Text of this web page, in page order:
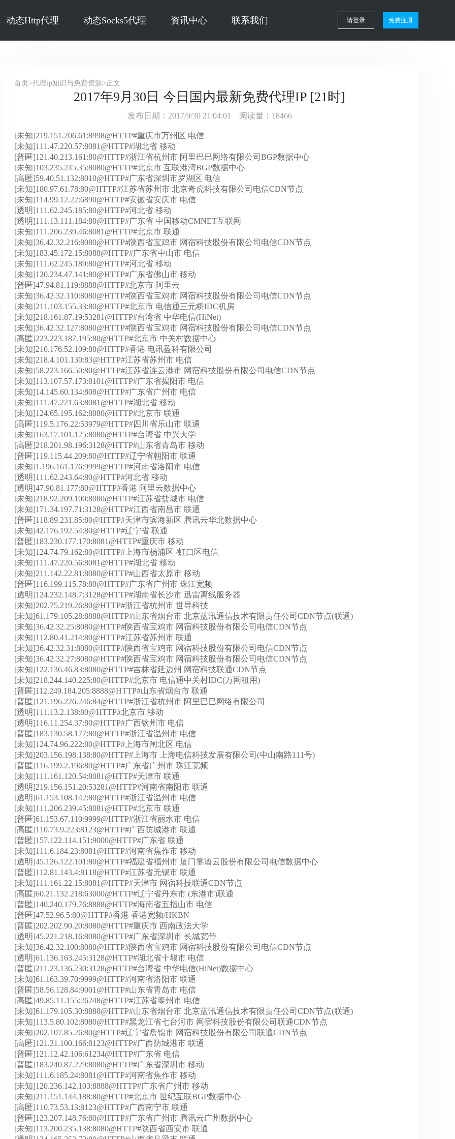
动态Http代理 动态Socks5代理 资讯中心 联系我们 请登录 免费注册
首页>代理ip知识与免费资源>正文
2017年9月30日 今日国内最新免费代理IP [21时]
发布日期：2017/9/30 21:04:01 阅读量：18466
[未知]219.151.206.61:8998@HTTP#重庆市万州区 电信
[未知]111.47.220.57:8081@HTTP#湖北省 移动
[普匿]121.40.213.161:80@HTTP#浙江省杭州市 阿里巴巴网络有限公司BGP数据中心
[未知]103.235.245.35:8080@HTTP#北京市 互联港湾BGP数据中心
[高匿]59.40.51.132:8010@HTTP#广东省深圳市罗湖区 电信
[未知]180.97.61.78:80@HTTP#江苏省苏州市 北京奇虎科技有限公司电信CDN节点
[未知]114.99.12.22:6890@HTTP#安徽省安庆市 电信
[透明]111.62.245.185:80@HTTP#河北省 移动
[透明]111.13.111.184:80@HTTP#广东省 中国移动CMNET互联网
[未知]111.206.239.46:8081@HTTP#北京市 联通
[未知]36.42.32.216:8080@HTTP#陕西省宝鸡市 网宿科技股份有限公司电信CDN节点
[未知]183.45.172.15:8088@HTTP#广东省中山市 电信
[未知]111.62.245.189:80@HTTP#河北省 移动
[未知]120.234.47.141:80@HTTP#广东省佛山市 移动
[普匿]47.94.81.119:8888@HTTP#北京市 阿里云
[未知]36.42.32.110:8080@HTTP#陕西省宝鸡市 网宿科技股份有限公司电信CDN节点
[未知]211.103.155.33:80@HTTP#北京市 电信通三元桥IDC机房
[未知]218.161.87.19:53281@HTTP#台湾省 中华电信(HiNet)
[未知]36.42.32.127:8080@HTTP#陕西省宝鸡市 网宿科技股份有限公司电信CDN节点
[高匿]223.223.187.195:80@HTTP#北京市 中关村数据中心
[未知]210.176.52.109:80@HTTP#香港 电讯盈科有限公司
[未知]218.4.101.130:83@HTTP#江苏省苏州市 电信
[未知]58.223.166.50:80@HTTP#江苏省连云港市 网宿科技股份有限公司电信CDN节点
[未知]113.107.57.173:8101@HTTP#广东省揭阳市 电信
[未知]14.145.60.134:808@HTTP#广东省广州市 电信
[未知]111.47.221.63:8081@HTTP#湖北省 移动
[未知]124.65.195.162:8080@HTTP#北京市 联通
[高匿]119.5.176.22:53979@HTTP#四川省乐山市 联通
[未知]163.17.101.125:8080@HTTP#台湾省 中兴大学
[高匿]218.201.98.196:3128@HTTP#山东省青岛市 移动
[普匿]119.115.44.209:80@HTTP#辽宁省朝阳市 联通
[未知]1.196.161.176:9999@HTTP#河南省洛阳市 电信
[透明]111.62.243.64:80@HTTP#河北省 移动
[透明]47.90.81.177:80@HTTP#香港 阿里云数据中心
[未知]218.92.209.100:8080@HTTP#江苏省盐城市 电信
[未知]171.34.197.71:3128@HTTP#江西省南昌市 联通
[普匿]118.89.231.85:80@HTTP#天津市滨海新区 腾讯云华北数据中心
[未知]42.176.192.54:80@HTTP#辽宁省 联通
[普匿]183.230.177.170:8081@HTTP#重庆市 移动
[未知]124.74.79.162:80@HTTP#上海市杨浦区 /虹口区电信
[未知]111.47.220.56:8081@HTTP#湖北省 移动
[未知]211.142.22.81:8080@HTTP#山西省太原市 移动
[普匿]116.199.115.78:80@HTTP#广东省广州市 珠江宽频
[透明]124.232.148.7:3128@HTTP#湖南省长沙市 迅雷离线服务器
[未知]202.75.219.26:80@HTTP#浙江省杭州市 世导科技
[未知]61.179.105.28:8888@HTTP#山东省烟台市 北京蓝汛通信技术有限责任公司CDN节点(联通)
[未知]36.42.32.25:8080@HTTP#陕西省宝鸡市 网宿科技股份有限公司电信CDN节点
[未知]112.80.41.214:80@HTTP#江苏省苏州市 联通
[未知]36.42.32.31:8080@HTTP#陕西省宝鸡市 网宿科技股份有限公司电信CDN节点
[未知]36.42.32.27:8080@HTTP#陕西省宝鸡市 网宿科技股份有限公司电信CDN节点
[未知]122.136.46.83:8080@HTTP#吉林省延边州 网宿科技联通CDN节点
[未知]218.244.140.225:80@HTTP#北京市 电信通中关村IDC(万网租用)
[普匿]112.249.184.205:8888@HTTP#山东省烟台市 联通
[普匿]121.196.226.246:84@HTTP#浙江省杭州市 阿里巴巴网络有限公司
[透明]111.13.2.138:80@HTTP#北京市 移动
[透明]116.11.254.37:80@HTTP#广西钦州市 电信
[普匿]183.130.58.177:80@HTTP#浙江省温州市 电信
[未知]124.74.96.222:80@HTTP#上海市闸北区 电信
[未知]203.156.198.138:80@HTTP#上海市 上海电信科技发展有限公司(中山南路111号)
[普匿]116.199.2.196:80@HTTP#广东省广州市 珠江宽频
[未知]111.161.120.54:8081@HTTP#天津市 联通
[透明]219.156.151.20:53281@HTTP#河南省南阳市 联通
[透明]61.153.108.142:80@HTTP#浙江省温州市 电信
[未知]111.206.239.45:8081@HTTP#北京市 联通
[普匿]61.153.67.110:9999@HTTP#浙江省丽水市 电信
[高匿]110.73.9.223:8123@HTTP#广西防城港市 联通
[普匿]157.122.114.151:9000@HTTP#广东省 联通
[未知]111.6.184.23:8081@HTTP#河南省焦作市 移动
[透明]45.126.122.101:80@HTTP#福建省福州市 厦门靠谱云股份有限公司电信数据中心
[普匿]112.81.143.4:8118@HTTP#江苏省无锡市 联通
[未知]111.161.22.15:8081@HTTP#天津市 网宿科技联通CDN节点
[高匿]60.21.132.218:63000@HTTP#辽宁省丹东市 (东港市)联通
[普匿]140.240.179.76:8888@HTTP#海南省五指山市 电信
[普匿]47.52.96.5:80@HTTP#香港 香港宽频/HKBN
[普匿]202.202.90.20:8080@HTTP#重庆市 西南政法大学
[透明]45.221.218.16:8080@HTTP#广东省深圳市 长城宽带
[未知]36.42.32.100:8080@HTTP#陕西省宝鸡市 网宿科技股份有限公司电信CDN节点
[透明]61.136.163.245:3128@HTTP#湖北省十堰市 电信
[普匿]211.23.136.230:3128@HTTP#台湾省 中华电信(HiNet)数据中心
[未知]61.163.39.70:9999@HTTP#河南省洛阳市 联通
[普匿]58.56.128.84:9001@HTTP#山东省青岛市 电信
[高匿]49.85.11.155:26248@HTTP#江苏省泰州市 电信
[未知]61.179.105.30:8888@HTTP#山东省烟台市 北京蓝汛通信技术有限责任公司CDN节点(联通)
[未知]113.5.80.102:8080@HTTP#黑龙江省七台河市 网宿科技股份有限公司联通CDN节点
[未知]202.107.85.26:80@HTTP#辽宁省盘锦市 网宿科技股份有限公司联通CDN节点
[高匿]121.31.100.166:8123@HTTP#广西防城港市 联通
[普匿]121.12.42.106:61234@HTTP#广东省 电信
[普匿]183.240.87.229:8080@HTTP#广东省深圳市 移动
[未知]111.6.185.24:8081@HTTP#河南省焦作市 移动
[未知]120.236.142.103:8888@HTTP#广东省广州市 移动
[未知]211.151.144.188:80@HTTP#北京市 世纪互联BGP数据中心
[高匿]110.73.53.13:8123@HTTP#广西南宁市 联通
[普匿]123.207.148.76:80@HTTP#广东省广州市 腾讯云广州数据中心
[未知]113.200.235.138:8080@HTTP#陕西省西安市 联通